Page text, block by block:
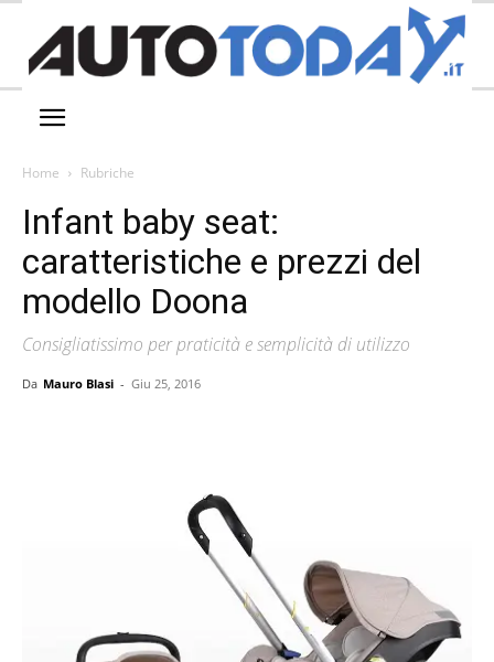
Home Rubriche
Infant baby seat:
caratteristiche e prezzi del
modello Doona
Consigliatissimo per praticità e semplicità di utilizzo
Da Mauro Blasi - Giu 25, 2016